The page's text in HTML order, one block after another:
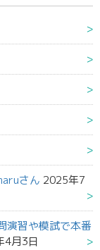
さん 2025年7
演習や模試で本番
4月3日